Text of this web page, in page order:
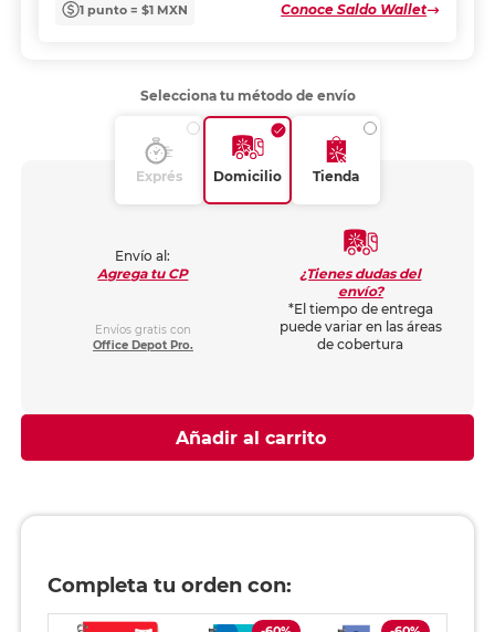
1 punto = $1 MXN Conoce Saldo Wallet
Selecciona tu método de envío
Exprés Domicilio Tienda
Envío al:
Agrega tu CP
Envíos gratis con
Office Depot Pro.
¿Tienes dudas del
envío?
*El tiempo de entrega
puede variar en las áreas
de cobertura
Añadir al carrito
Completa tu orden con: